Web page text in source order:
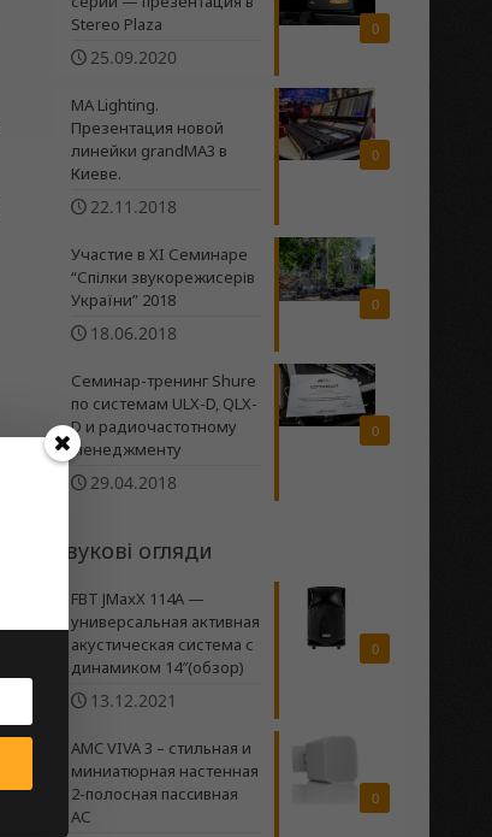
0
Stereo Plaza
25.09.2020
0
MA Lighting.
Презентация новой
линейки grandMA3 в
Киеве.
22.11.2018
0
Участие в XI Семинаре
“Спілки звукорежисерів
України” 2018
18.06.2018
0
Семинар-тренинг Shure
по системам ULX-D, QLX-
D и радиочастотному
менеджменту
29.04.2018
Звукові огляди
0
FBT JMaxX 114A —
универсальная активная
акустическая система с
динамиком 14″(обзор)
13.12.2021
0
AMC VIVA 3 – стильная и
миниатюрная настенная
2-полосная пасcивная
АС